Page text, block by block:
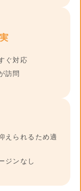
ぐ対応
訪問
えられるため適
ジンなし